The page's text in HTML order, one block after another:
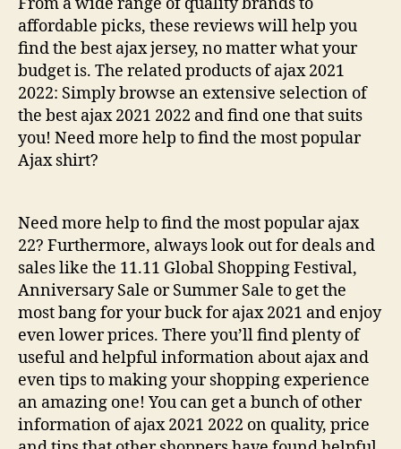
affordable picks, these reviews will help you
find the best ajax jersey, no matter what your
budget is. The related products of ajax 2021
2022: Simply browse an extensive selection of
the best ajax 2021 2022 and find one that suits
you! Need more help to find the most popular
Ajax shirt?
Need more help to find the most popular ajax
22? Furthermore, always look out for deals and
sales like the 11.11 Global Shopping Festival,
Anniversary Sale or Summer Sale to get the
most bang for your buck for ajax 2021 and enjoy
even lower prices. There you’ll find plenty of
useful and helpful information about ajax and
even tips to making your shopping experience
an amazing one! You can get a bunch of other
information of ajax 2021 2022 on quality, price